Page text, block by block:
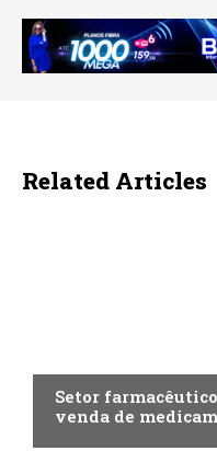
Related Articles
Setor
venda de